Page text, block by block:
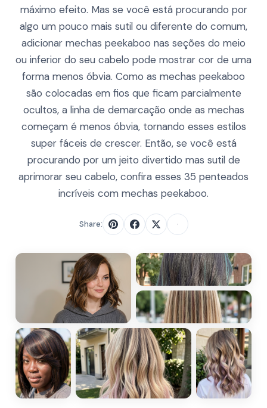
máximo efeito. Mas se você está procurando por
algo um pouco mais sutil ou diferente do comum,
adicionar mechas peekaboo nas seções do meio
ou inferior do seu cabelo pode mostrar cor de uma
forma menos óbvia. Como as mechas peekaboo
são colocadas em fios que ficam parcialmente
ocultos, a linha de demarcação onde as mechas
começam é menos óbvia, tornando esses estilos
super fáceis de crescer. Então, se você está
procurando por um jeito divertido mas sutil de
aprimorar seu cabelo, confira esses 35 penteados
incríveis com mechas peekaboo.
Share: